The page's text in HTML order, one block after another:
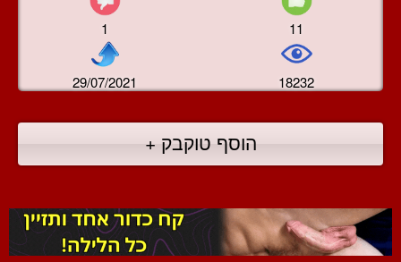
1 11
29/07/2021 18232
הוסף טוקבק +